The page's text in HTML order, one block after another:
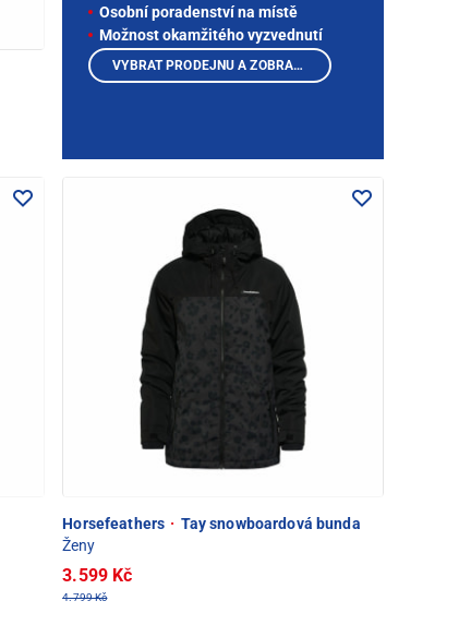
Horsefeathers · Tay snowboardová bunda
Ženy
3.599 Kč
4.799 Kč
Osobní poradenství na místě
Možnost okamžitého vyzvednutí
VYBRAT PRODEJNU A ZOBRAZIT PRODUKTY